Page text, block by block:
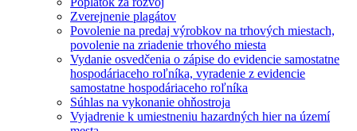
Zverejnenie plagátov
Povolenie na predaj výrobkov na trhových miestach,
povolenie na zriadenie trhového miesta
Vydanie osvedčenia o zápise do evidencie samostatne
hospodáriaceho roľníka, vyradenie z evidencie
samostatne hospodáriaceho roľníka
Súhlas na vykonanie ohňostroja
Vyjadrenie k umiestneniu hazardných hier na území